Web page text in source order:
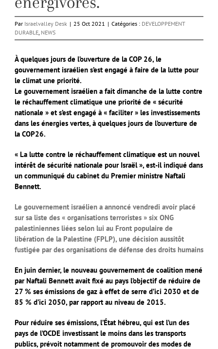
Par Israelvalley Desk | 25 Oct 2021 | Catégories : DEVELOPPEMENT
DURABLE NEWS
À quelques jours de l’ouverture de la COP 26, le
gouvernement israélien s’est engagé à faire de la lutte pour
le climat une priorité.
Le gouvernement israélien a fait dimanche de la lutte contre
le réchauffement climatique une priorité de « sécurité
nationale » et s’est engagé à « faciliter » les investissements
dans les énergies vertes, à quelques jours de l’ouverture de
la COP26.
« La lutte contre le réchauffement climatique est un nouvel
intérêt de sécurité nationale pour Israël », est-il indiqué dans
un communiqué du cabinet du Premier ministre Naftali
Bennett.
Le gouvernement israélien a annoncé vendredi avoir placé
sur sa liste des « organisations terroristes » six ONG
palestiniennes liées selon lui au Front populaire de
libération de la Palestine (FPLP), une décision aussitôt
fustigée par des organisations de défense des droits humains
En juin dernier, le nouveau gouvernement de coalition mené
par Naftali Bennett avait fixé au pays l’objectif de réduire de
27 % ses émissions de gaz à effet de serre d’ici 2030 et de
85 % d’ici 2050, par rapport au niveau de 2015.
Pour réduire ses émissions, l’État hébreu, qui est l’un des
pays de l’OCDE investissant le moins dans les transports
publics, prévoit notamment de promouvoir des modes de